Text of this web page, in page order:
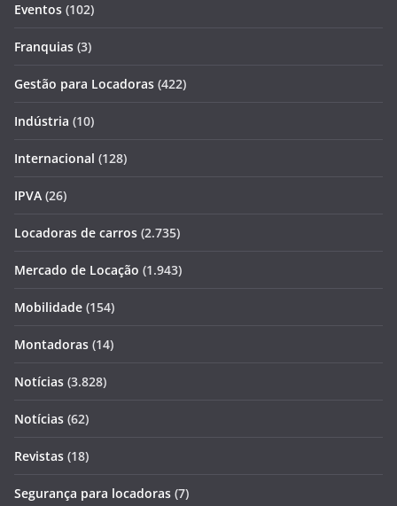
Eventos (102)
Franquias (3)
Gestão para Locadoras (422)
Indústria (10)
Internacional (128)
IPVA (26)
Locadoras de carros (2.735)
Mercado de Locação (1.943)
Mobilidade (154)
Montadoras (14)
Notícias (3.828)
Notícias (62)
Revistas (18)
Segurança para locadoras (7)